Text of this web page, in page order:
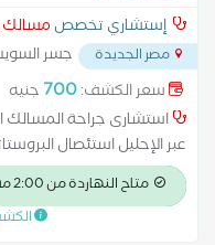
إستشاري تخصص مسالك
مصر الجديدة جسر
سعر الكشف:700 جنيه
استشارى جراحة المسالك
عبر الإحليل استئصال
علاج الاستسقاء عملية
سلس البول قطع الحبل المنوي
متاح النهاردة من 2:00 مساءً